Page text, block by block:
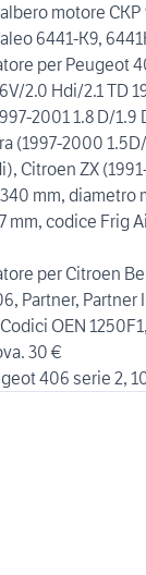
motore CKP
6441-K9,
per Peugeot
2.0 Hdi/2.1 TD
2001 1.8 D/1.9
(1997-2000
Citroen ZX
mm, diametro
mm, codice Frig
per Citroen
Partner, Partner
OEN
30 €
406 serie 2,